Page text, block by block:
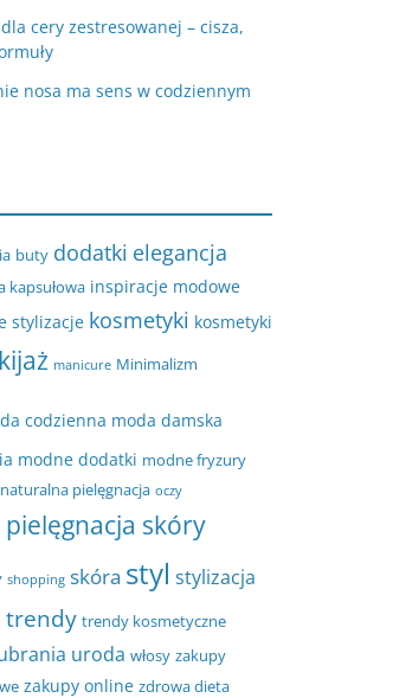
cery zestresowanej – cisza,
nosa ma sens w codziennym
buty dodatki elegancja
kapsułowa inspiracje modowe
stylizacje kosmetyki kosmetyki
manicure Minimalizm
codzienna moda damska
modne dodatki modne fryzury
naturalna pielęgnacja oczy
pielęgnacja skóry
shopping skóra styl stylizacja
trendy trendy kosmetyczne
uroda włosy zakupy
zakupy online zdrowa dieta